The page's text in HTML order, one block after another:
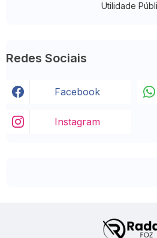
Utilidade
Redes Sociais
Facebook
Instagram